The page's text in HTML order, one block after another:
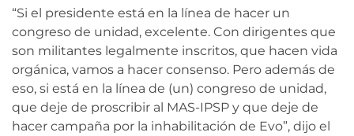
“Si el presidente está en la línea de hacer un
congreso de unidad, excelente. Con dirigentes que
son militantes legalmente inscritos, que hacen vida
orgánica, vamos a hacer consenso. Pero además de
eso, si está en la línea de (un) congreso de unidad,
que deje de proscribir al MAS-IPSP y que deje de
hacer campaña por la inhabilitación de Evo”, dijo el